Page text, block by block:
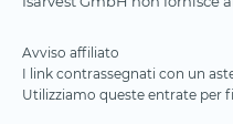
Avviso affiliato
I link contrassegnati con un
Utilizziamo queste entrate per